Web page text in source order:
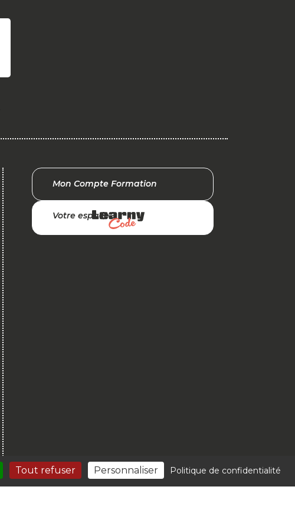
Tout refuser Personnaliser Politique de confidentialité
Mon Compte Formation
Votre espace